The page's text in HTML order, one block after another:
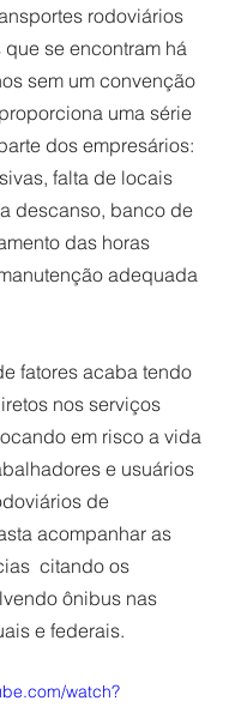
rodoviários
se encontram há
sem um convenção
uma série
dos empresários:
falta de locais
descanso, banco de
das horas
adequada
fatores acaba tendo
nos serviços
em risco a vida
e usuários
de
acompanhar as
citando os
ônibus nas
e federais.
watch?